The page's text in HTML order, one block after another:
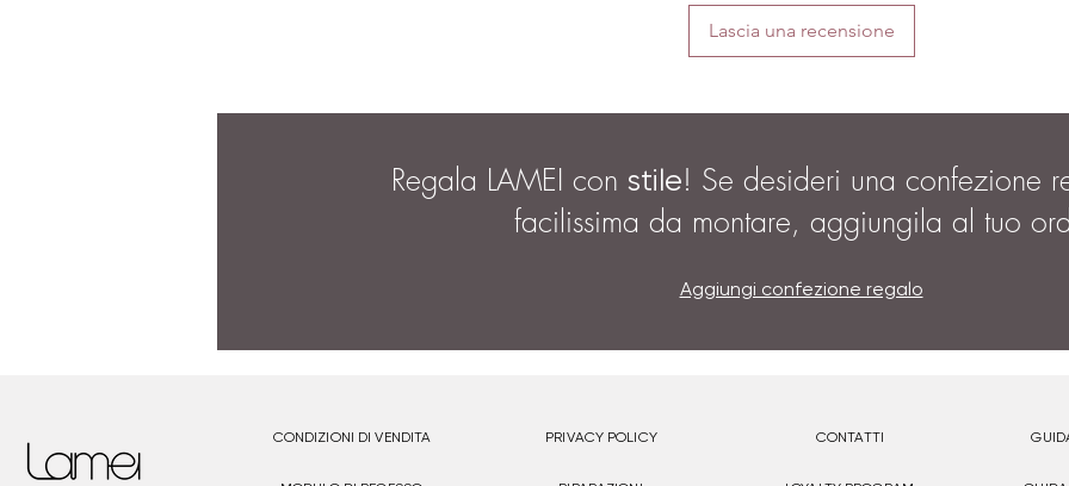
Lascia una recensione
Regala LAMEI con stile! Se desideri una confezione
facilissima da montare, aggiungila al tuo
Aggiungi confezione regalo
CONDIZIONI DI VENDITA PRIVACY POLICY CONTATTI